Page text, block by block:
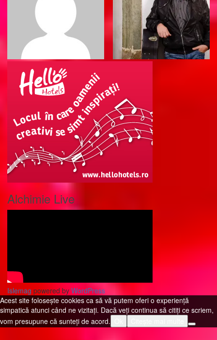
Alchimie Live
Islemag powered by WordPress
Acest site folosește cookies ca să vă putem oferi o experiență
simpatică atunci când ne vizitați. Dacă veți continua să citiți ce scriem,
vom presupune că sunteți de acord.